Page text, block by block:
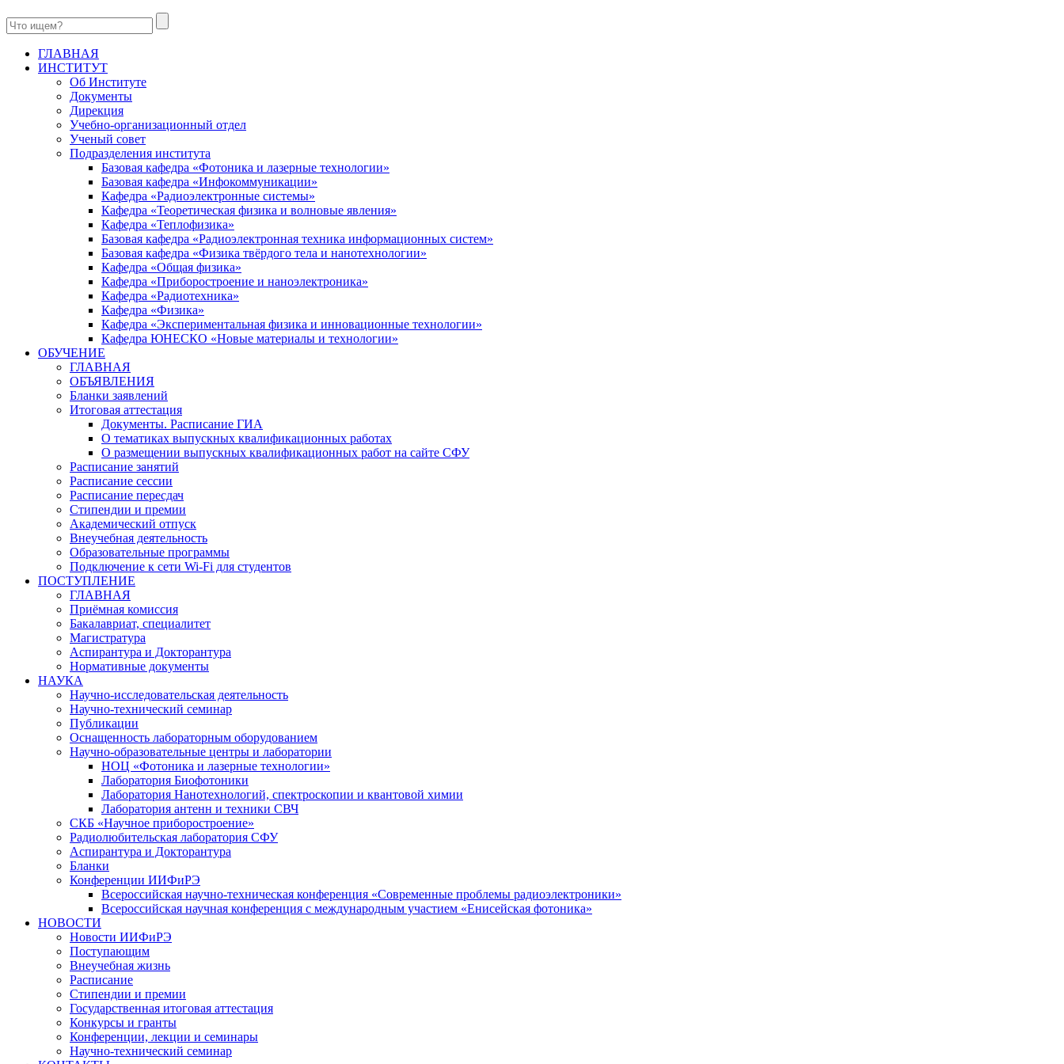
ГЛАВНАЯ
ИНСТИТУТ
Об Институте
Документы
Дирекция
Учебно-организационный отдел
Ученый совет
Подразделения института
Базовая кафедра «Фотоника и лазерные технологии»
Базовая кафедра «Инфокоммуникации»
Кафедра «Радиоэлектронные системы»
Кафедра «Теоретическая физика и волновые явления»
Кафедра «Теплофизика»
Базовая кафедра «Радиоэлектронная техника информационных систем»
Базовая кафедра «Физика твёрдого тела и нанотехнологии»
Кафедра «Общая физика»
Кафедра «Приборостроение и наноэлектроника»
Кафедра «Радиотехника»
Кафедра «Физика»
Кафедра «Экспериментальная физика и инновационные технологии»
Кафедра ЮНЕСКО «Новые материалы и технологии»
ОБУЧЕНИЕ
ГЛАВНАЯ
ОБЪЯВЛЕНИЯ
Бланки заявлений
Итоговая аттестация
Документы. Расписание ГИА
О тематиках выпускных квалификационных работах
О размещении выпускных квалификационных работ на сайте СФУ
Расписание занятий
Расписание сессии
Расписание пересдач
Стипендии и премии
Академический отпуск
Внеучебная деятельность
Образовательные программы
Подключение к сети Wi-Fi для студентов
ПОСТУПЛЕНИЕ
ГЛАВНАЯ
Приёмная комиссия
Бакалавриат, специалитет
Магистратура
Аспирантура и Докторантура
Нормативные документы
НАУКА
Научно-исследовательская деятельность
Научно-технический семинар
Публикации
Оснащенность лабораторным оборудованием
Научно-образовательные центры и лаборатории
НОЦ «Фотоника и лазерные технологии»
Лаборатория Биофотоники
Лаборатория Нанотехнологий, спектроскопии и квантовой химии
Лаборатория антенн и техники СВЧ
СКБ «Научное приборостроение»
Радиолюбительская лаборатория СФУ
Аспирантура и Докторантура
Бланки
Конференции ИИФиРЭ
Всероссийская научно-техническая конференция «Современные проблемы радиоэлектроники»
Всероссийская научная конференция с международным участием «Енисейская фотоника»
НОВОСТИ
Новости ИИФиРЭ
Поступающим
Внеучебная жизнь
Расписание
Стипендии и премии
Государственная итоговая аттестация
Конкурсы и гранты
Конференции, лекции и семинары
Научно-технический семинар